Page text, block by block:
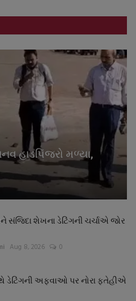
હાડપિંજરો મળ્યા,
સંજિદા શેખના ડેટિંગની ચર્ચાએ જોર
Aug 8, 2026 0
ડેટિંગની અફવાઓ પર નોરા ફતેહીએ